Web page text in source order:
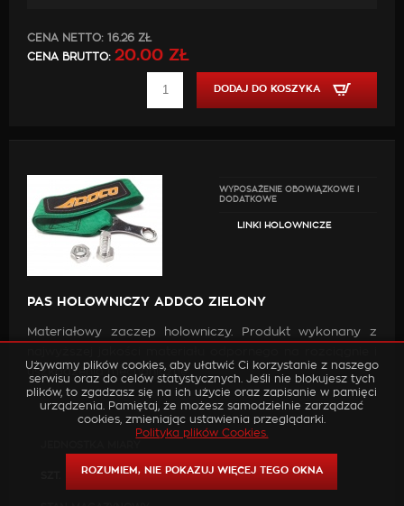
CENA NETTO: 16.26 ZŁ
CENA BRUTTO: 20.00 ZŁ
DODAJ DO KOSZYKA
WYPOSAŻENIE OBOWIĄZKOWE I
DODATKOWE
LINKI HOLOWNICZE
PAS HOLOWNICZY ADDCO ZIELONY
Materiałowy zaczep holowniczy. Produkt wykonany z
uszkodzenia mechaniczne.
W zestawie znajdują się:
elementy mocujące.
Używamy plików cookies, aby ułatwić Ci korzystanie z naszego
serwisu oraz do celów statystycznych. Jeśli nie blokujesz tych
plików, to zgadzasz się na ich użycie oraz zapisanie w pamięci
urządzenia. Pamiętaj, że możesz samodzielnie zarządzać
cookies, zmieniając ustawienia przeglądarki.
Polityka plików Cookies.
ROZUMIEM, NIE POKAZUJ WIĘCEJ TEGO OKNA